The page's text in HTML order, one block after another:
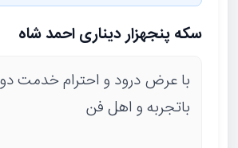
سکه پنجهزار دیناری احمد شاه
با عرض درود و احترام خدمت
باتجربه و اهل فن